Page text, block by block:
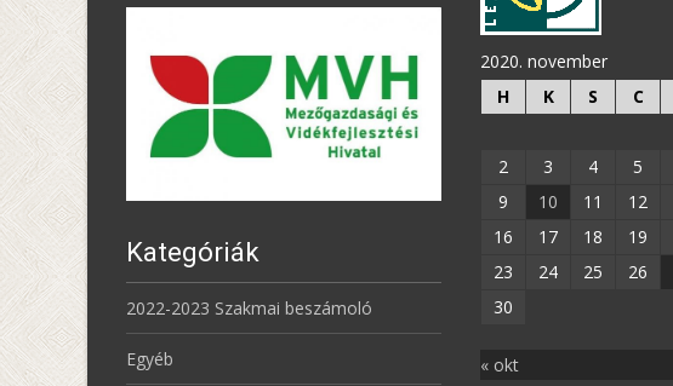
2020. november
H
K S C
2
3 4 5
9
10 11 12
16
17 18 19
23
24 25 26
30
« okt
Kategóriák
2022-2023 Szakmai beszámoló
Egyéb